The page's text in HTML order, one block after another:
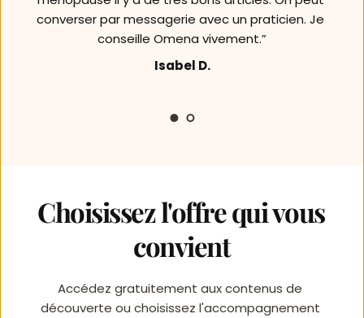
converser par messagerie avec un praticien. Je
conseille Omena vivement.”
Isabel D.
Choisissez l'offre qui vous
convient
Accédez gratuitement aux contenus de
découverte ou choisissez l'accompagnement